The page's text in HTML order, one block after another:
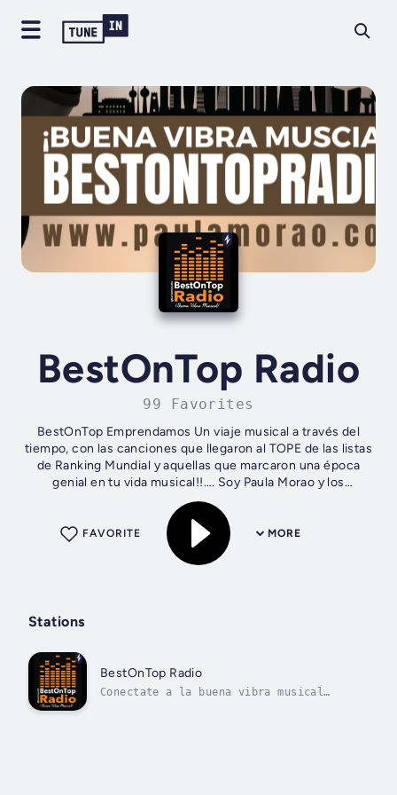
BestOnTop Radio
99 Favorites
BestOnTop Emprendamos Un viaje musical a través del
tiempo, con las canciones que llegaron al TOPE de las listas
de Ranking Mundial y aquellas que marcaron una época
genial en tu vida musical!!…. Soy Paula Morao y los
acompañare en cada edición...
MORE
FAVORITE
Stations
BestOnTop Radio
Conectate a la buena vibra musical